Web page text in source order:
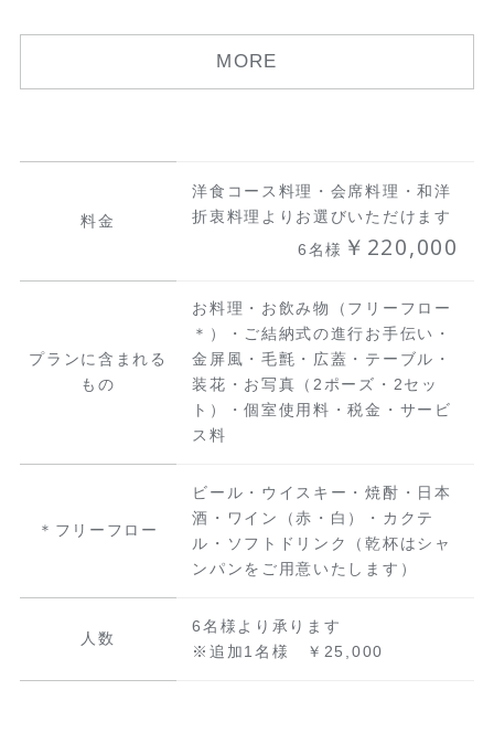
MORE
料金
洋食コース料理・会席料理・和洋
折衷料理よりお選びいただけます
6名様 ￥220,000
プランに含まれる
もの
お料理・お飲み物（フリーフロー
＊）・ご結納式の進行お手伝い・
金屏風・毛氈・広蓋・テーブル・
装花・お写真（2ポーズ・2セッ
ト）・個室使用料・税金・サービ
ス料
＊フリーフロー
ビール・ウイスキー・焼酎・日本
酒・ワイン（赤・白）・カクテ
ル・ソフトドリンク（乾杯はシャ
ンパンをご用意いたします）
人数
6名様より承ります
※追加1名様 ￥25,000